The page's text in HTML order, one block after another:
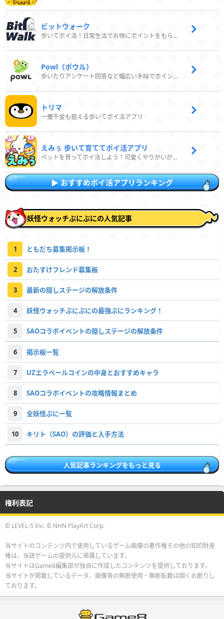
ビットウォーク
歩いてポイ活！日常生活でお得にポイントをもらおう
Powl（ポウル）
歩いたりアンケート回答など幅広い手段でポイントをゲット
トリマ
一攫千金も狙える歩いてポイ活アプリ
えみぅ 歩いて育ててポイ活アプリ
ペットを育ってポイ活しよう！可愛くやりがいがある新感覚アプリ
おすすめポイ活アプリランキング
妖怪ウォッチぷにぷにの人気記事
1 ともだち募集掲示板！
2 おたすけフレンド募集板
3 最新の隠しステージの解放条件
4 妖怪ウォッチぷにぷにの最強ぷにランキング！
5 SAOコラボイベントの隠しステージの解放条件
6 掲示板一覧
7 UZエラベールコインの中身とおすすめキャラ
8 SAOコラボイベントの攻略情報まとめ
9 全妖怪ぷに一覧
10 キリト（SAO）の評価と入手方法
人気記事ランキングをもっと見る
権利表記
© LEVEL-5 Inc. © NHN PlayArt Corp.
当サイトのコンテンツ内で使用しているゲーム画像の著作権その他の知的財産
権は、当該ゲームの提供元に帰属しています。
当サイトはGame8編集部が独自に作成したコンテンツを提供しております。
当サイトが掲載しているデータ、画像等の無断使用・無断転載は固くお断りし
ております。